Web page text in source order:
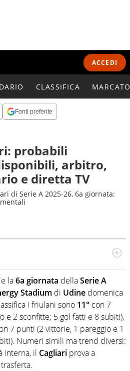
ACCEDI
CLASSIFICA
Fonti preferite
probabili
arbitro,
e diretta TV
di Serie A 2025-26, 6a giornata:
il mondo dello sport. Calcio,
ma anche tennis,
Sport i tifosi e gli appassionati
sempre copertura completa e
di Virgilio Sport è formata da
di sport abili sia nel gioco di
le notizie e le rilanciano
costruzione dal basso quando
originali ed esclusivi.
la6a giornata dellaSerie A
Stadium di Udine domenica
i friulani sono 11° con 7
e 2 sconfitte; 5 gol fatti e 8 subiti),
7 punti (2 vittorie, 1 pareggio e 1
Numeri simili ma trend diversi:
interna, il Cagliari prova a